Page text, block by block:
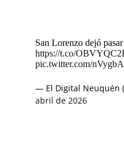
San Lorenzo dejó
https://t.co/
pic.twitter.com/
— El Digital Neuquén
abril de 2026